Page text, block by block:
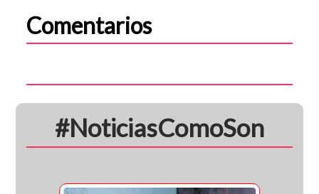
Comentarios
#NoticiasComoSon